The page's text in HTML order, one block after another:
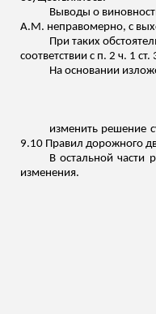
Выводы о
А.М. неправомерно, с
При таких
соответствии с п. 2 ч. 1
На основании
изменить решение
9.10 Правил дорожного
В остальной части
изменения.